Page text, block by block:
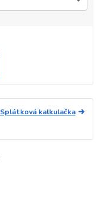
Splátková kalkulačka